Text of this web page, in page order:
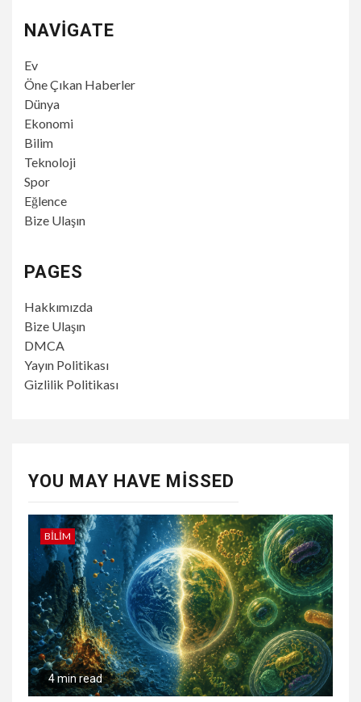
NAVIGATE
Ev
Öne Çıkan Haberler
Dünya
Ekonomi
Bilim
Teknoloji
Spor
Eğlence
Bize Ulaşın
PAGES
Hakkımızda
Bize Ulaşın
DMCA
Yayın Politikası
Gizlilik Politikası
YOU MAY HAVE MISSED
BILIM
4 min read